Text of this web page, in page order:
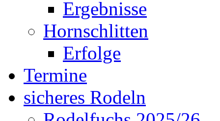
Ergebnisse
Hornschlitten
Erfolge
Termine
sicheres Rodeln